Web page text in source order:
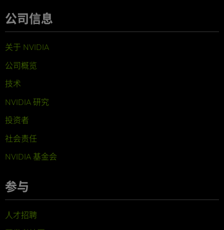
公司信息
关于 NVIDIA
公司概览
技术
NVIDIA 研究
投资者
社会责任
NVIDIA 基金会
参与
人才招聘